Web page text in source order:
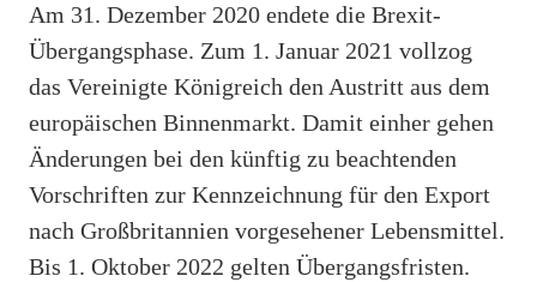
Am 31. Dezember 2020 endete die Brexit-
Übergangsphase. Zum 1. Januar 2021 vollzog
das Vereinigte Königreich den Austritt aus dem
europäischen Binnenmarkt. Damit einher gehen
Änderungen bei den künftig zu beachtenden
Vorschriften zur Kennzeichnung für den Export
nach Großbritannien vorgesehener Lebensmittel.
Bis 1. Oktober 2022 gelten Übergangsfristen.